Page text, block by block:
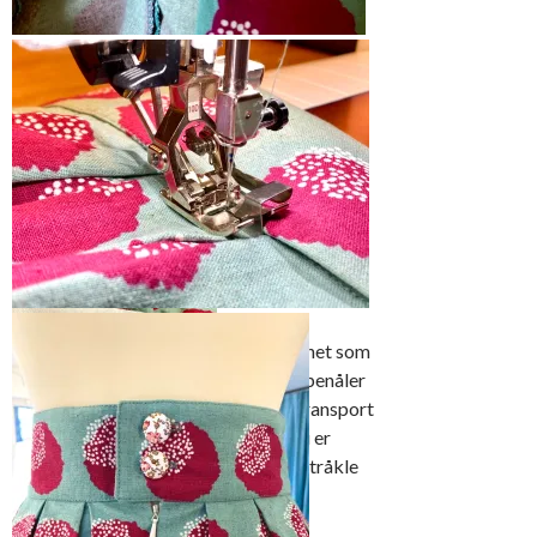
Press linningen på vrangen
Fold den dobbelt og
press sømmonn samt
foldelinje
Åpne linningen og legg
den rette mot rette,
fingerpress og sy
sømguiden følge kanten av sømmonnet som
du presset inn. Jeg brukte ikke knappenåler
da min maskin har innebygget overtransport
og nålene skaper litt “bølger”. Om du er
nybegynner så er det nesten bedre å tråkle
før du syr.